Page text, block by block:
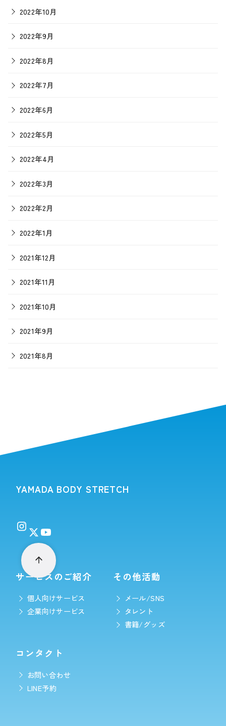
2022年10月
2022年9月
2022年8月
2022年7月
2022年6月
2022年5月
2022年4月
2022年3月
2022年2月
2022年1月
2021年12月
2021年11月
2021年10月
2021年9月
2021年8月
YAMADA BODY STRETCH
サービスのご紹介
個人向けサービス
企業向けサービス
その他活動
メール/SNS
タレント
書籍/グッズ
コンタクト
お問い合わせ
LINE予約